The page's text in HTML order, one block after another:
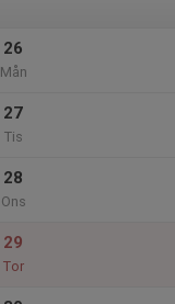
26
Mån
27
Tis
28
Ons
29
Tor